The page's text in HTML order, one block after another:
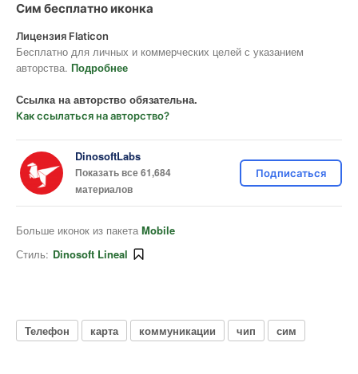
Сим бесплатно иконка
Лицензия Flaticon
Бесплатно для личных и коммерческих целей с указанием
авторства. Подробнее
Ссылка на авторство обязательна.
Как ссылаться на авторство?
DinosoftLabs
Показать все 61,684
материалов
Подписаться
Больше иконок из пакета Mobile
Стиль: Dinosoft Lineal
Телефон карта коммуникации чип сим